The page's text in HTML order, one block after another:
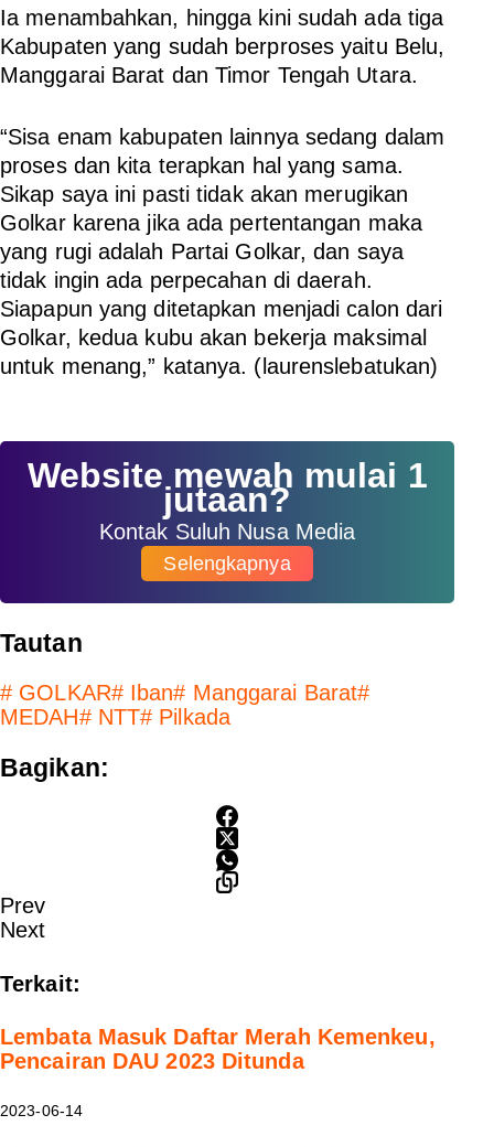
Ia menambahkan, hingga kini sudah ada tiga
Kabupaten yang sudah berproses yaitu Belu,
Manggarai Barat dan Timor Tengah Utara.
“Sisa enam kabupaten lainnya sedang dalam
proses dan kita terapkan hal yang sama.
Sikap saya ini pasti tidak akan merugikan
Golkar karena jika ada pertentangan maka
yang rugi adalah Partai Golkar, dan saya
tidak ingin ada perpecahan di daerah.
Siapapun yang ditetapkan menjadi calon dari
Golkar, kedua kubu akan bekerja maksimal
untuk menang,” katanya. ( laurenslebatukan)
Website mewah mulai 1
jutaan?
Kontak Suluh Nusa Media
Selengkapnya
Tautan
# GOLKAR#Iban# Manggarai Barat#
MEDAH#NTT# Pilkada
Bagikan:
Prev
Next
Terkait:
Lembata Masuk Daftar Merah Kemenkeu,
Pencairan DAU 2023 Ditunda
2023-06-14